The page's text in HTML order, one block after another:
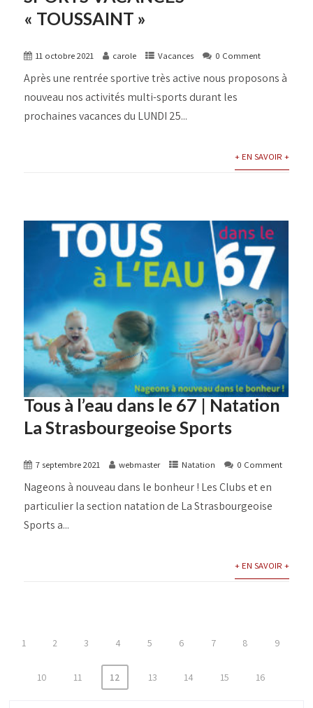
« TOUSSAINT »
11 octobre 2021 carole Vacances 0 Comment
Après une rentrée sportive très active nous proposons à
nouveau nos activités multi-sports durant les
prochaines vacances du LUNDI 25...
+ EN SAVOIR +
Tous à l’eau dans le 67 | Natation
La Strasbourgeoise Sports
7 septembre 2021 webmaster Natation 0 Comment
Nageons à nouveau dans le bonheur ! Les Clubs et en
particulier la section natation de La Strasbourgeoise
Sports a...
+ EN SAVOIR +
1 2 3 4 5 6 7 8 9
10 11 12 13 14 15 16